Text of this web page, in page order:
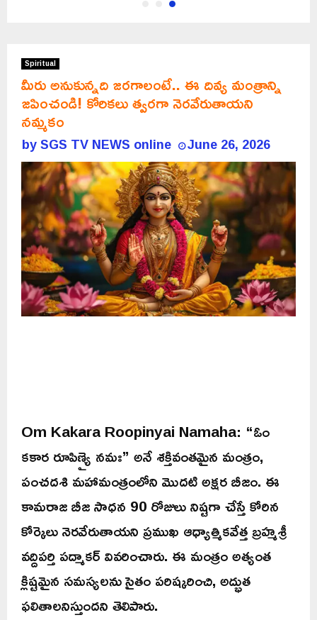
Spiritual
మీరు అనుకున్నది జరగాలంటే.. ఈ దివ్య మంత్రాన్ని
జపించండి! కోరికలు త్వరగా నెరవేరుతాయని
నమ్మకం
bySGS TV NEWS online June 26, 2026
Om Kakara Roopinyai Namaha: “ఓం
కకార రూపిణ్యై నమః” అనే శక్తివంతమైన మంత్రం,
పంచదశి మహామంత్రంలోని మొదటి అక్షర బీజం. ఈ
కామరాజ బీజ సాధన 90 రోజులు నిష్టగా చేస్తే కోరిన
కోర్కెలు నెరవేరుతాయని ప్రముఖ ఆధ్యాత్మికవేత్త బ్రహ్మశ్రీ
వద్దిపర్తి పద్మాకర్ వివరించారు. ఈ మంత్రం అత్యంత
క్లిష్టమైన సమస్యలను సైతం పరిష్కరించి, అద్భుత
ఫలితాలనిస్తుందని తెలిపారు.